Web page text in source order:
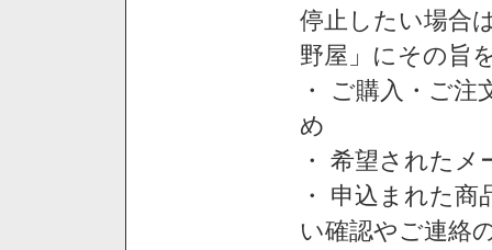
停止したい場合
野屋」にその旨
・ ご購入・ご
め
・ 希望された
・ 申込まれた
い確認やご連絡